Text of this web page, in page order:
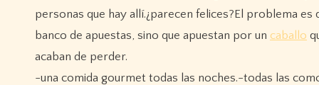
personas que hay allí.¿parecen felices?El problema
banco de apuestas, sino que apuestan por un caballo
acaban de perder.
-una comida gourmet todas las noches.-todas las